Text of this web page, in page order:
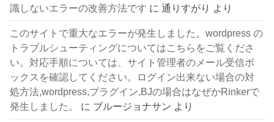
識しないエラーの改善方法です に通りすがり より
このサイトで重大なエラーが発生しました。wordpress の
トラブルシューティングについてはこちらをご覧くださ
い。対応手順については、サイト管理者のメール受信ボ
ックスを確認してください。ログイン出来ない場合の対
処方法,wordpress,プラグイン,BJの場合はなぜかRinkerで
発生しました。
に ブルージョナサン より